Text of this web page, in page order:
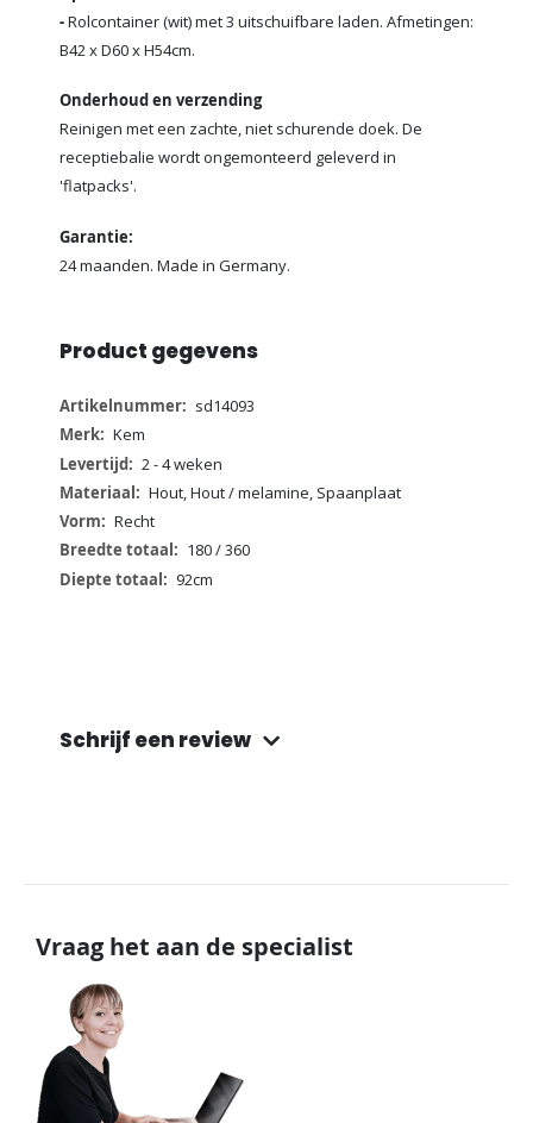
-Rolcontainer (wit) met 3 uitschuifbare laden. Afmetingen:
B42 x D60 x H54cm.
Onderhoud en verzending
Reinigen met een zachte, niet schurende doek. De
receptiebalie wordt ongemonteerd geleverd in
'flatpacks'.
Garantie:
24 maanden. Made in Germany.
Product gegevens
Meer
informatie
sd14093
Kem
2 - 4 weken
Hout, Hout / melamine, Spaanplaat
Recht
180 / 360
92cm
Schrijf een review
Vraag het aan de specialist